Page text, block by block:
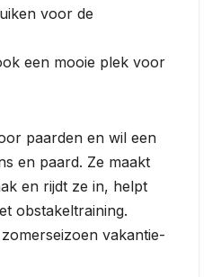
voor de
een mooie plek voor
paarden en wil een
en paard. Ze maakt
en rijdt ze in, helpt
obstakeltraining.
vakantie-